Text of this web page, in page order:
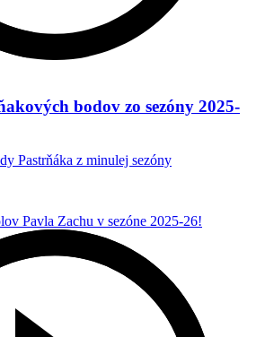
bodov zo sezóny 2025-
Pastrňáka z minulej sezóny